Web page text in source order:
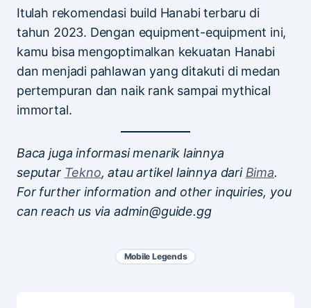
Itulah rekomendasi build Hanabi terbaru di
tahun 2023. Dengan equipment-equipment ini,
kamu bisa mengoptimalkan kekuatan Hanabi
dan menjadi pahlawan yang ditakuti di medan
pertempuran dan naik rank sampai mythical
immortal.
Baca juga informasi menarik lainnya
seputar Tekno, atau artikel lainnya dari Bima.
For further information and other inquiries, you
can reach us via admin@guide.gg
Mobile Legends